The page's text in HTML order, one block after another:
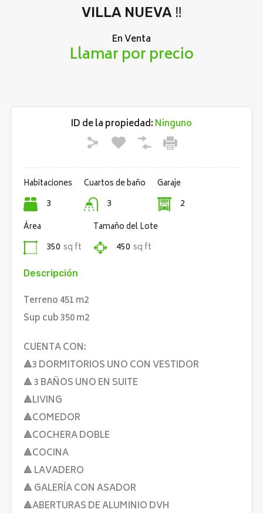
VILLA NUEVA ‼️
En Venta
Llamar por precio
ID de la propiedad:Ninguno
Habitaciones
3
Cuartos de baño
3
Garaje
2
Área
350 sq ft
Tamaño del Lote
450 sq ft
Descripción
Terreno 451 m2
Sup cub 350 m2
CUENTA CON:
🔺3 DORMITORIOS UNO CON VESTIDOR
🔺 3 BAÑOS UNO EN SUITE
🔺LIVING
🔺COMEDOR
🔺COCHERA DOBLE
🔺COCINA
🔺 LAVADERO
🔺 GALERÍA CON ASADOR
🔺ABERTURAS DE ALUMINIO DVH